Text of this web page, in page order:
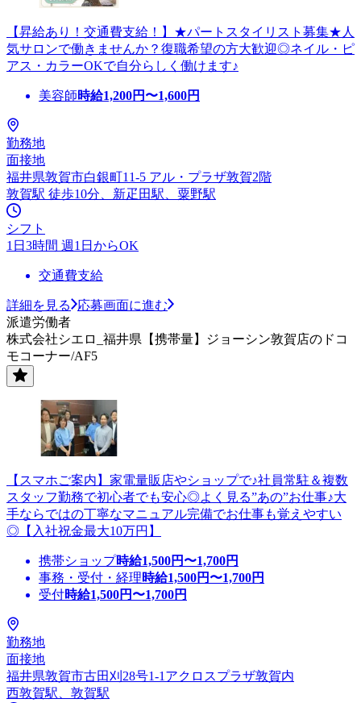
【昇給あり！交通費支給！】★パートスタイリスト募集★人
気サロンで働きませんか？復職希望の方大歓迎◎ネイル・ピ
アス・カラーOKで自分らしく働けます♪
美容師時給1,200円〜1,600円
勤務地
面接地
福井県敦賀市白銀町11-5 アル・プラザ敦賀2階
敦賀駅 徒歩10分、新疋田駅、粟野駅
シフト
1日3時間 週1日からOK
交通費支給
詳細を見る
応募画面に進む
派遣労働者
株式会社シエロ_福井県【携帯量】ジョーシン敦賀店のドコ
モコーナー/AF5
【スマホご案内】家電量販店やショップで♪社員常駐＆複数
スタッフ勤務で初心者でも安心◎よく見る”あの”お仕事♪大
手ならではの丁寧なマニュアル完備でお仕事も覚えやすい
◎【入社祝金最大10万円】
携帯ショップ時給1,500円〜1,700円
事務・受付・経理時給1,500円〜1,700円
受付時給1,500円〜1,700円
勤務地
面接地
福井県敦賀市古田刈28号1-1アクロスプラザ敦賀内
西敦賀駅、敦賀駅